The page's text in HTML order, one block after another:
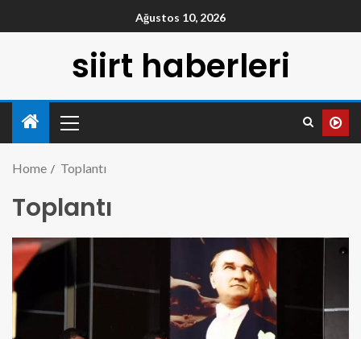
Ağustos 10, 2026
siirt haberleri
Home Toplantı
Toplantı